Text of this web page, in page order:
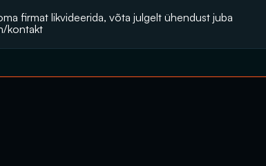
firmat likvideerida, võta julgelt ühendust juba
kontakt